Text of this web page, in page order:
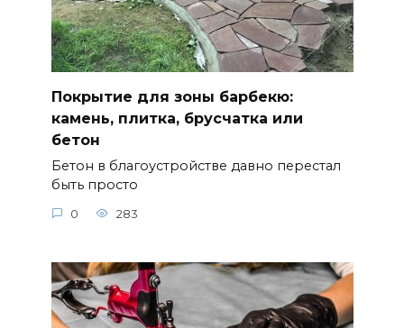
Покрытие для зоны барбекю:
камень, плитка, брусчатка или
бетон
Бетон в благоустройстве давно перестал
быть просто
0 283